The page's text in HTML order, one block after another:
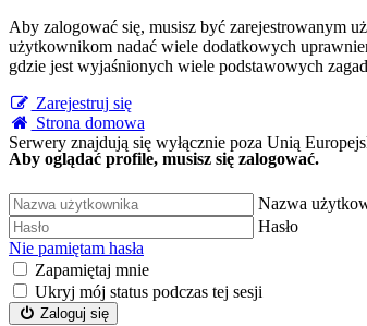
Aby zalogować się, musisz być zarejestrowanym
użytkownikom nadać wiele dodatkowych
gdzie jest wyjaśnionych wiele podstawowych
Zarejestruj się
Strona domowa
Serwery znajdują się wyłącznie poza Unią
Aby oglądać profile, musisz się zalogować.
Nazwa
Hasło
Nie pamiętam hasła
Zapamiętaj mnie
Ukryj mój status podczas tej sesji
Zaloguj się